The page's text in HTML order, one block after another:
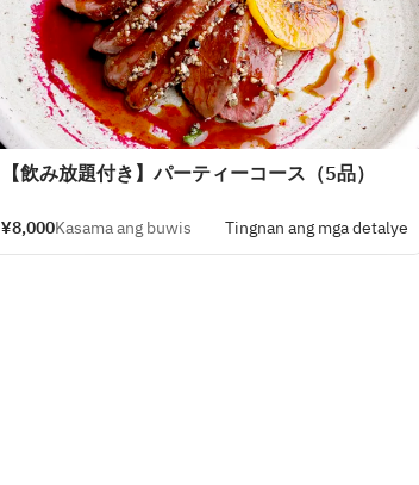
【飲み放題付き】パーティーコース（5品）
¥8,000Kasama ang buwis Tingnan ang mga detalye